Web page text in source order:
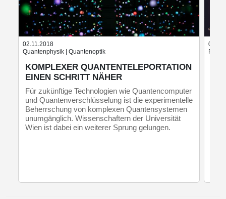
02.11.2018
Quantenphysik | Quantenoptik
KOMPLEXER QUANTENTELEPORTATION
EINEN SCHRITT NÄHER
Für zukünftige Technologien wie Quantencomputer
und Quantenverschlüsselung ist die experimentelle
Beherrschung von komplexen Quantensystemen
unumgänglich. Wissenschaftern der Universität
Wien ist dabei ein weiterer Sprung gelungen.